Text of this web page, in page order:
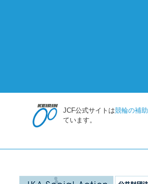
JCF公式サイトは競輪の補助
ています。